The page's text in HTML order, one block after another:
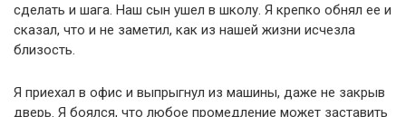
сделать и шага. Наш сын ушел в школу. Я крепко обнял ее и
сказал, что и не заметил, как из нашей жизни исчезла
близость.
Я приехал в офис и выпрыгнул из машины, даже не закрыв
дверь. Я боялся, что любое промедление может заставить